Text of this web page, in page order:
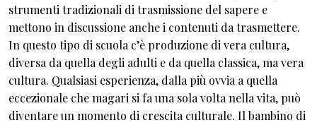
strumenti tradizionali di trasmissione del sapere e
mettono in discussione anche i contenuti da trasmettere.
In questo tipo di scuola c’è produzione di vera cultura,
diversa da quella degli adulti e da quella classica, ma vera
cultura. Qualsiasi esperienza, dalla più ovvia a quella
eccezionale che magari si fa una sola volta nella vita, può
diventare un momento di crescita culturale. Il bambino di